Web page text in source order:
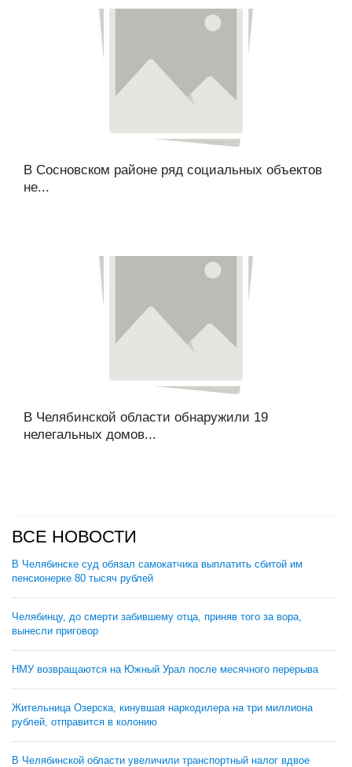
В Сосновском районе ряд социальных объектов
не...
В Челябинской области обнаружили 19
нелегальных домов...
ВСЕ НОВОСТИ
В Челябинске суд обязал самокатчика выплатить сбитой им
пенсионерке 80 тысяч рублей
Челябинцу, до смерти забившему отца, приняв того за вора,
вынесли приговор
НМУ возвращаются на Южный Урал после месячного перерыва
Жительница Озерска, кинувшая наркодилера на три миллиона
рублей, отправится в колонию
В Челябинской области увеличили транспортный налог вдвое